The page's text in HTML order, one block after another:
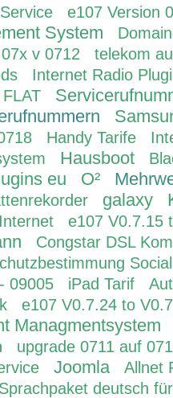
e107 Version
System
v 0712
telekom
Internet Radio
Handy Tarife
Hausboot
eu O²
galaxy
e107 V0.7.15
Congstar DSL
09005
iPad Tarif
e107 V0.7.24 to
Managmentsystem
upgrade 0711 auf
Joomla Allnet
deutsch